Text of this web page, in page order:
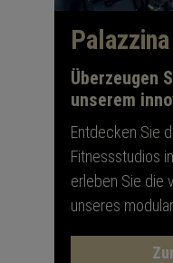
Überzeugen
unserem
Entdecken Sie
Fitnessstudios
erleben Sie die
unseres